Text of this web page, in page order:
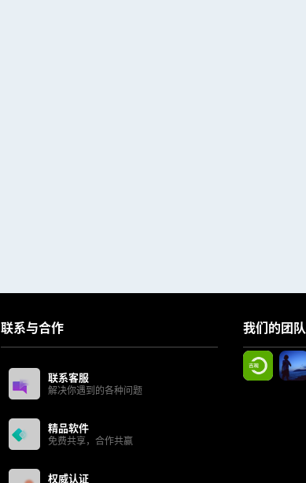
联系与合作
联系客服
解决你遇到的各种问题
精品软件
免费共享，合作共赢
权威认证
我们的团队